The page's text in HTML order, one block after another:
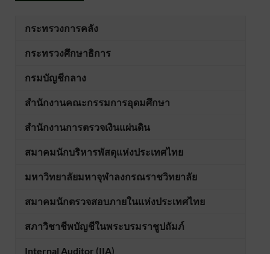
กระทรวงการคลัง
กระทรวงศึกษาธิการ
กรมบัญชีกลาง
สำนักงานคณะกรรมการอุดมศึกษา
สำนักงานการตรวจเงินแผ่นดิน
สมาคมนักบริหารพัสดุแห่งประเทศไทย
มหาวิทยาลัยมหาจุฬาลงกรณราชวิทยาลัย
สมาคมนักตรวจสอบภายในแห่งประเทศไทย
สภาวิชาชีพบัญชีในพระบรมราชูปถัมภ์
Internal Auditor (IIA)